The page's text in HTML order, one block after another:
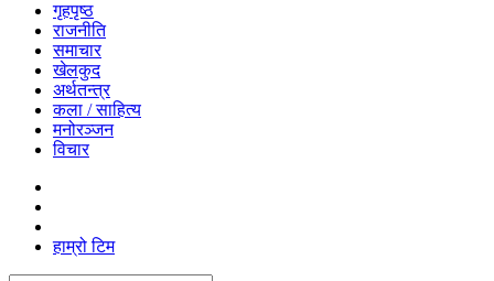
गृहपृष्ठ
राजनीति
समाचार
खेलकुद
अर्थतन्त्र
कला / साहित्य
मनोरञ्जन
विचार
हाम्रो टिम